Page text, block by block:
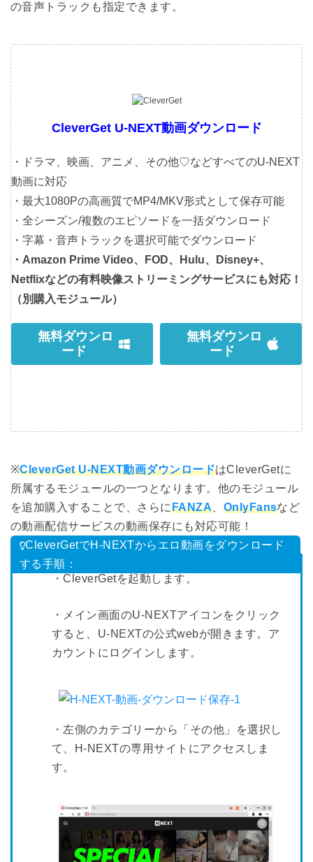
の音声トラックも指定できます。
CleverGet U-NEXT動画ダウンロード
・ドラマ、映画、アニメ、その他♡などすべてのU-NEXT
動画に対応
・最大1080Pの高画質でMP4/MKV形式として保存可能
・全シーズン/複数のエピソードを一括ダウンロード
・字幕・音声トラックを選択可能でダウンロード
・Amazon Prime Video、FOD、Hulu、Disney+、
Netflixなどの有料映像ストリーミングサービスにも対応！
（別購入モジュール）
無料ダウンロ
ード
無料ダウンロ
ード
※CleverGet U-NEXT動画ダウンロードはCleverGetに
所属するモジュールの一つとなります。他のモジュール
を追加購入することで、さらにFANZA、 OnlyFansなど
の動画配信サービスの動画保存にも対応可能！
CleverGetでH-NEXTからエロ動画をダウンロード
する手順：
・CleverGetを起動します。
・メイン画面のU-NEXTアイコンをクリック
すると、U-NEXTの公式webが開きます。ア
カウントにログインします。
・左側のカテゴリーから「その他」を選択し
て、H-NEXTの専用サイトにアクセスしま
す。